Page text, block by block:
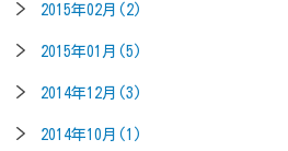
2015年02月(2)
2015年01月(5)
2014年12月(3)
2014年10月(1)